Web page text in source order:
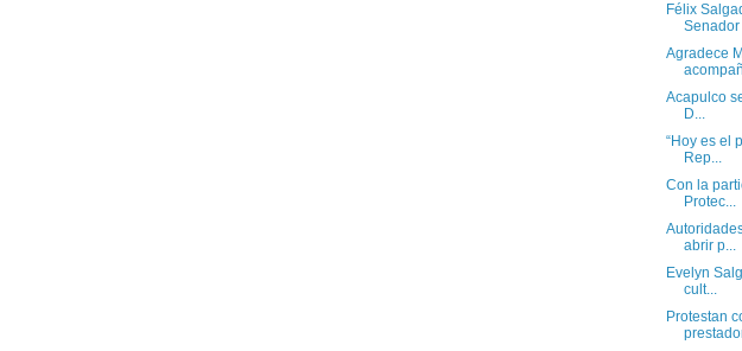
Félix
Senador
Agradece
Acapulco
D...
“Hoy es el
Rep...
Con la
Protec...
abrir p...
Evelyn
cult...
Protestan